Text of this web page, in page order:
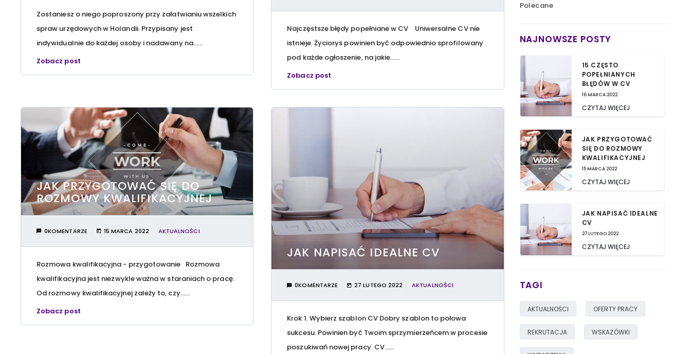
Zostaniesz o niego poproszony przy załatwianiu wszelkich
spraw urzędowych w Holandii. Przypisany jest
indywidualnie do każdej osoby i nadawany na…...
Zobacz post
Najczęstsze błędy popełniane w CV Uniwersalne CV nie
istnieje. Życiorys powinien być odpowiednio sprofilowany
pod każde ogłoszenie, na jakie…...
Zobacz post
JAK PRZYGOTOWAĆ SIĘ DO
ROZMOWY KWALIFIKACYJNEJ
0KOMENTARZE 15 MARCA 2022 AKTUALNOŚCI
Rozmowa kwalifikacyjna - przygotowanie Rozmowa
kwalifikacyjna jest niezwykle ważna w staraniach o pracę.
Od rozmowy kwalifikacyjnej zależy to, czy…...
Zobacz post
JAK NAPISAĆ IDEALNE CV
0KOMENTARZE 27 LUTEGO 2022 AKTUALNOŚCI
Krok 1. Wybierz szablon CV Dobry szablon to połowa
sukcesu. Powinien być Twoim sprzymierzeńcem w procesie
poszukiwań nowej pracy. CV…...
Polecane
NAJNOWSZE POSTY
15 CZĘSTO
POPEŁNIANYCH
BŁĘDÓW W CV
16 MARCA 2022
CZYTAJ WIĘCEJ
JAK PRZYGOTOWAĆ
SIĘ DO ROZMOWY
KWALIFIKACYJNEJ
15 MARCA 2022
CZYTAJ WIĘCEJ
JAK NAPISAĆ IDEALNE
CV
27 LUTEGO 2022
CZYTAJ WIĘCEJ
CZYTAJ WIĘCEJ
TAGI
AKTUALNOŚCI OFERTY PRACY
REKRUTACJA WSKAZÓWKI